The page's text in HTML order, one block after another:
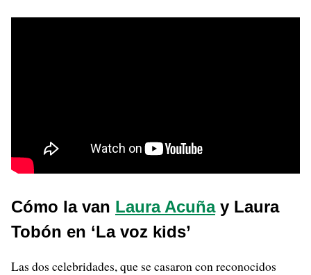
Cómo la van Laura Acuñay Laura
Tobón en ‘La voz kids’
Las dos celebridades, que se casaron con reconocidos